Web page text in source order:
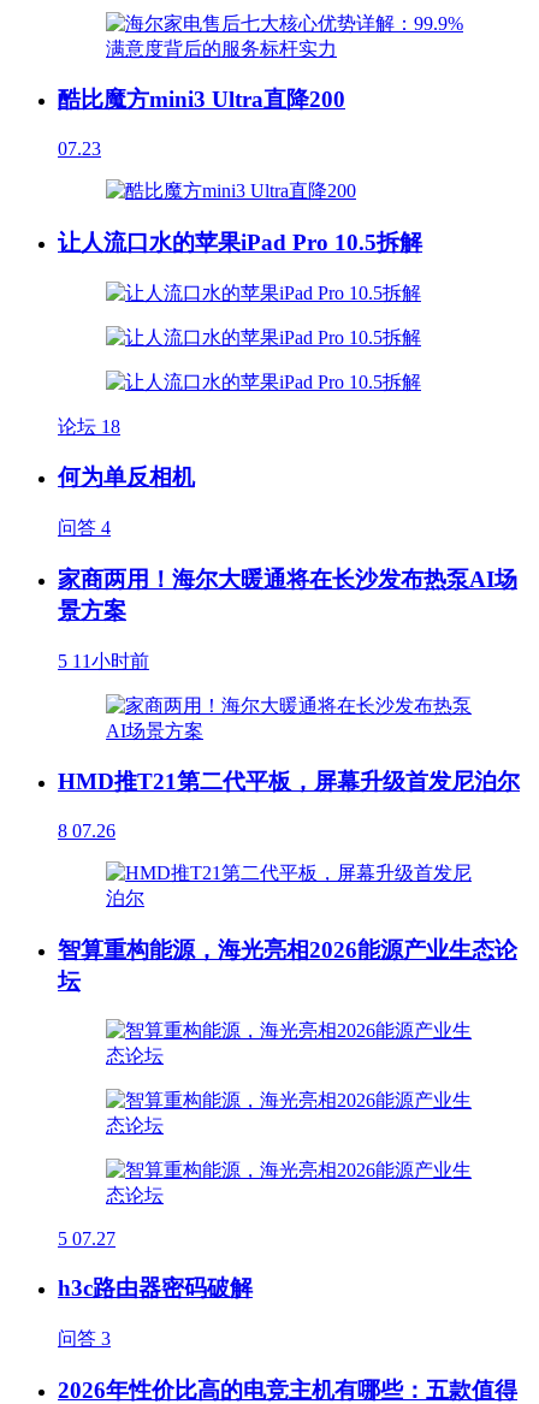
酷比魔方mini3 Ultra直降200
07.23
让人流口水的苹果iPad Pro 10.5拆解
论坛 18
何为单反相机
问答 4
家商两用！海尔大暖通将在长沙发布热泵AI场
景方案
5 11小时前
HMD推T21第二代平板，屏幕升级首发尼泊尔
8 07.26
智算重构能源，海光亮相2026能源产业生态论
坛
5 07.27
h3c路由器密码破解
问答 3
2026年性价比高的电竞主机有哪些：五款值得